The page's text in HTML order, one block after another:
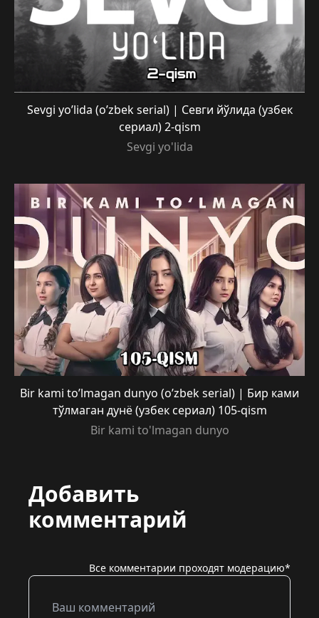
Sevgi yo’lida (o’zbek serial) | Севги йўлида (узбек
сериал) 2-qism
Sevgi yo'lida
Bir kami to’lmagan dunyo (o’zbek serial) | Бир ками
тўлмаган дунё (узбек сериал) 105-qism
Bir kami to'lmagan dunyo
Добавить
комментарий
Все комментарии проходят модерацию*